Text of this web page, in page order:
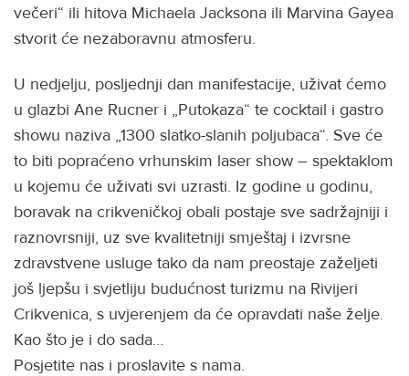
večeri“ ili hitova Michaela Jacksona ili Marvina Gayea
stvorit će nezaboravnu atmosferu.
U nedjelju, posljednji dan manifestacije, uživat ćemo
u glazbi Ane Rucner i „Putokaza“ te cocktail i gastro
showu naziva „1300 slatko-slanih poljubaca“. Sve će
to biti popraćeno vrhunskim laser show – spektaklom
u kojemu će uživati svi uzrasti. Iz godine u godinu,
boravak na crikveničkoj obali postaje sve sadržajniji i
raznovrsniji, uz sve kvalitetniji smještaj i izvrsne
zdravstvene usluge tako da nam preostaje zaželjeti
još ljepšu i svjetliju budućnost turizmu na Rivijeri
Crikvenica, s uvjerenjem da će opravdati naše želje.
Kao što je i do sada…
Posjetite nas i proslavite s nama.